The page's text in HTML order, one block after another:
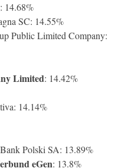
14.68%
SC: 14.55%
Public Limited Company:
Limited: 14.42%
14.14%
Polski SA: 13.89%
eGen: 13.8%